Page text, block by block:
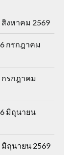
งหาคม 2569
กรกฎาคม
กรกฎาคม
มิถุนายน
ถุนายน 2569